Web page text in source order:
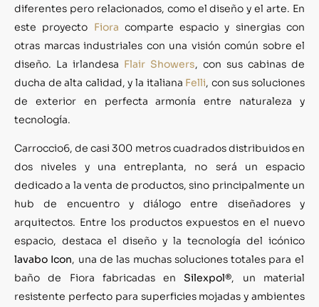
diferentes pero relacionados, como el diseño y el arte. En
este proyecto Fiora comparte espacio y sinergias con
otras marcas industriales con una visión común sobre el
diseño. La irlandesa Flair Showers, con sus cabinas de
ducha de alta calidad, y la italiana Felli, con sus soluciones
de exterior en perfecta armonía entre naturaleza y
tecnología.
Carroccio6, de casi 300 metros cuadrados distribuidos en
dos niveles y una entreplanta, no será un espacio
dedicado a la venta de productos, sino principalmente un
hub de encuentro y diálogo entre diseñadores y
arquitectos. Entre los productos expuestos en el nuevo
espacio, destaca el diseño y la tecnología del icónico
lavabo Icon, una de las muchas soluciones totales para el
baño de Fiora fabricadas enSilexpol®, un material
resistente perfecto para superficies mojadas y ambientes